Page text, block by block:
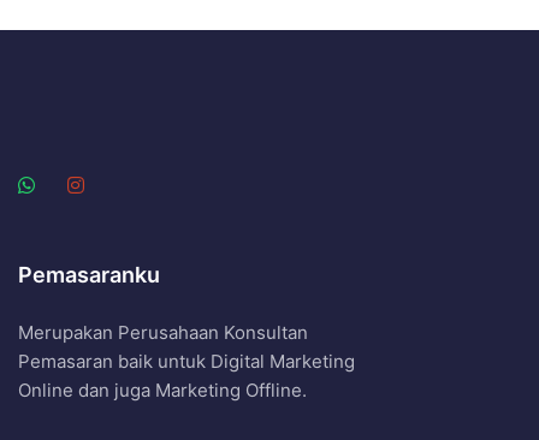
Pemasaranku
Merupakan Perusahaan Konsultan
Pemasaran baik untuk Digital Marketing
Online dan juga Marketing Offline.